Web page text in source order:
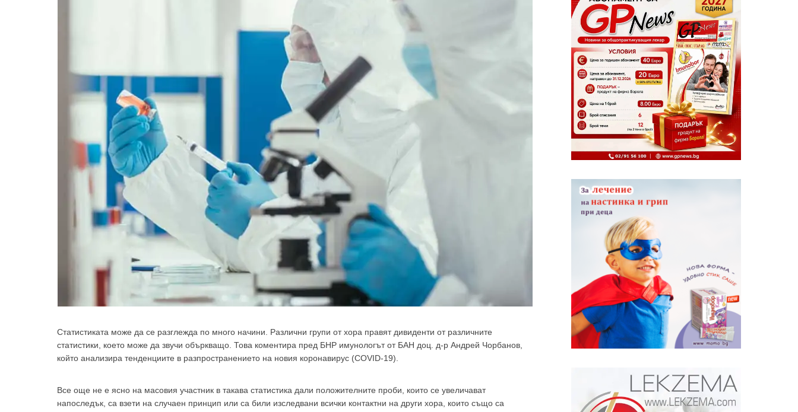
Статистиката може да се разглежда по много начини. Различни групи от хора правят дивиденти от различните
статистики, което може да звучи объркващо. Това коментира пред БНР имунологът от БАН доц. д-р Андрей Чорбанов,
който анализира тенденциите в разпространението на новия коронавирус (COVID-19).
Все още не е ясно на масовия участник в такава статистика дали положителните проби, които се увеличават
напоследък, са взети на случаен принцип или са били изследвани всички контактни на други хора, които също са